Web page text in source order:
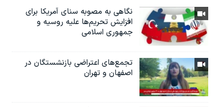
نگاهی به مصوبه سنای آمریکا برای
افزایش تحریم‌ها علیه روسیه و
جمهوری اسلامی
تجمع‌های اعتراضی بازنشستگان در
اصفهان و تهران